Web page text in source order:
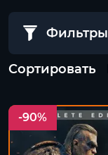
Фильтры
Сортировать
-90%